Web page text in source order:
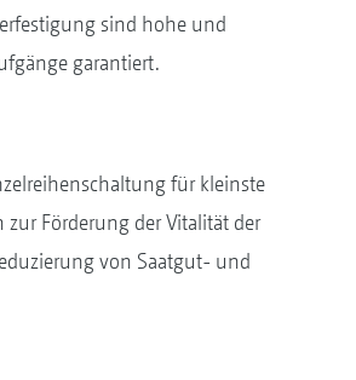
sind hohe und
garantiert.
für kleinste
Förderung der Vitalität der
von Saatgut- und